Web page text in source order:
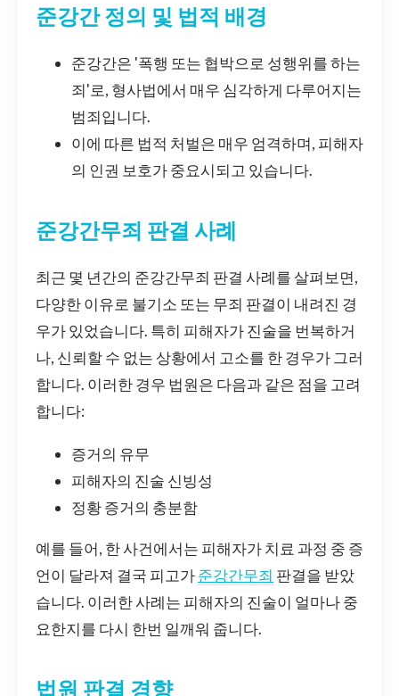
준강간 정의 및 법적 배경
준강간은 '폭행 또는 협박으로 성행위를 하는
죄'로, 형사법에서 매우 심각하게 다루어지는
범죄입니다.
이에 따른 법적 처벌은 매우 엄격하며, 피해자
의 인권 보호가 중요시되고 있습니다.
준강간무죄 판결 사례
최근 몇 년간의 준강간무죄 판결 사례를 살펴보면,
다양한 이유로 불기소 또는 무죄 판결이 내려진 경
우가 있었습니다. 특히 피해자가 진술을 번복하거
나, 신뢰할 수 없는 상황에서 고소를 한 경우가 그러
합니다. 이러한 경우 법원은 다음과 같은 점을 고려
합니다:
증거의 유무
피해자의 진술 신빙성
정황 증거의 충분함
예를 들어, 한 사건에서는 피해자가 치료 과정 중 증
언이 달라져 결국 피고가준강간무죄 판결을 받았
습니다. 이러한 사례는 피해자의 진술이 얼마나 중
요한지를 다시 한번 일깨워 줍니다.
법원 판결 경향